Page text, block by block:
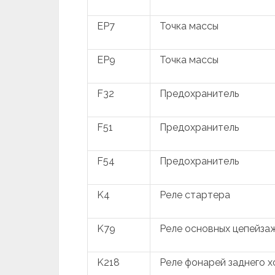
EP7 Точка массы
EP9 Точка массы
F32 Предохранитель
F51 Предохранитель
F54 Предохранитель
K4 Реле стартера
K79 Реле основных
K218 Реле фонарей заднего